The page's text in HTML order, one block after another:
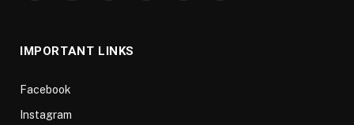
IMPORTANT LINKS
Facebook
Instagram